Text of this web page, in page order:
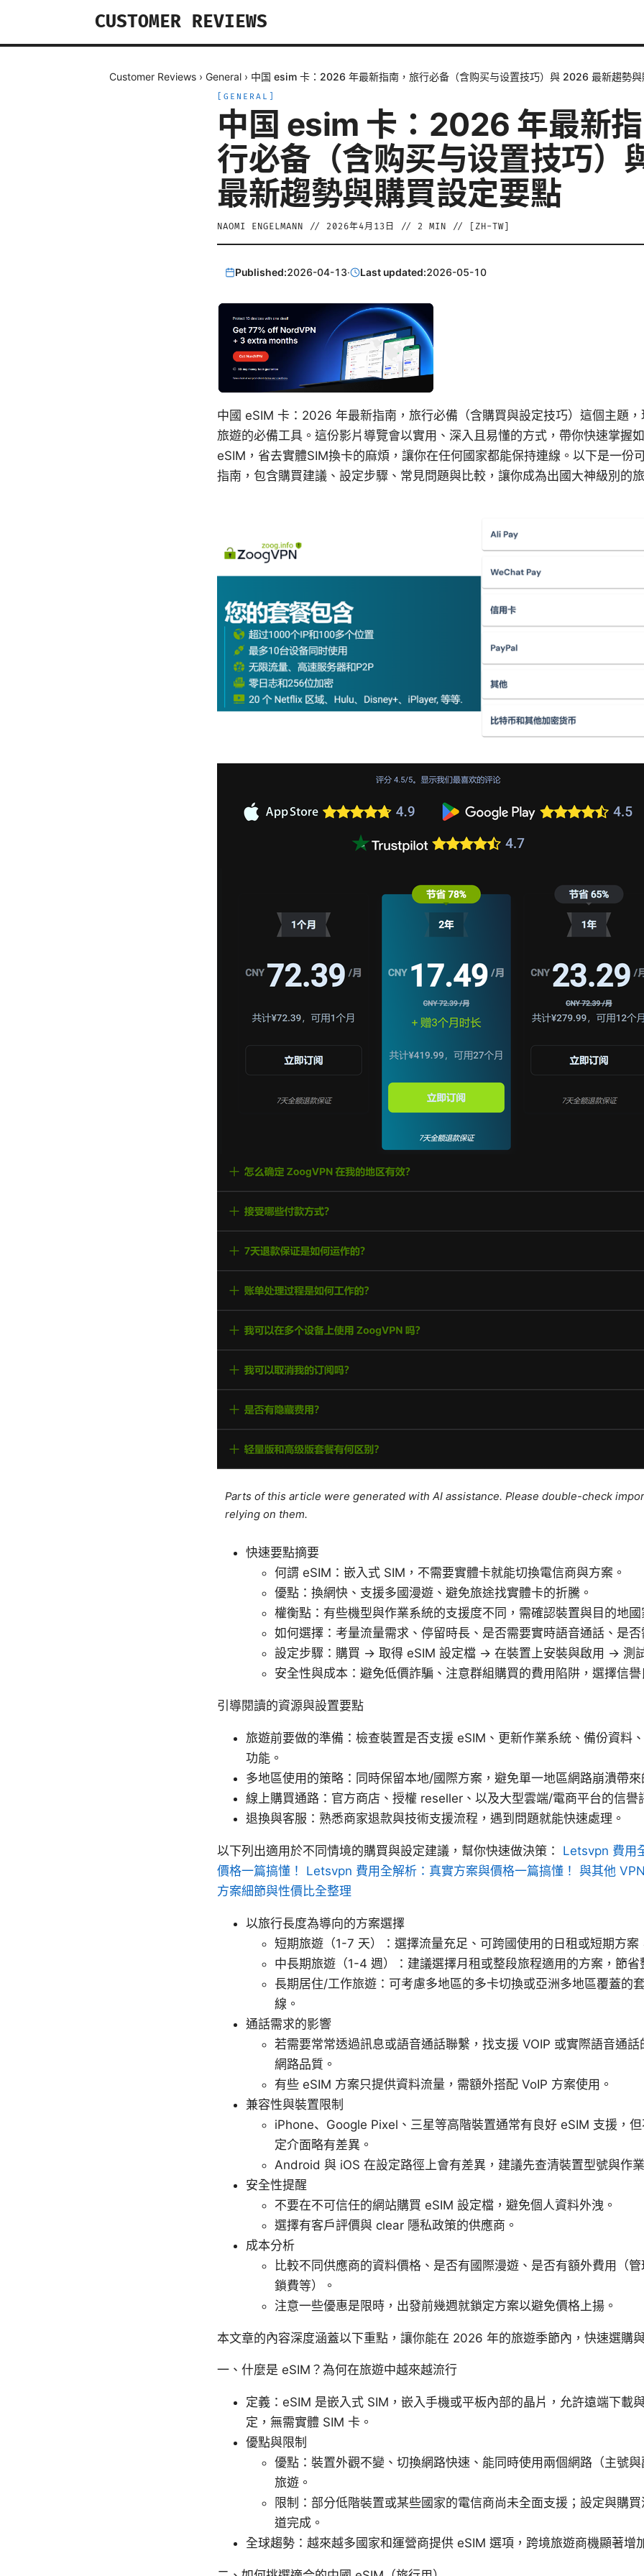
CUSTOMER REVIEWS
Customer Reviews › General › 中国 esim 卡：2026 年最新指南，旅行必备（含购买与设置技巧）與 2026 最新趨勢與
GENERAL
中国 esim 卡：2026 年最新
行必备（含购买与设置技巧）
最新趨勢與購買設定要點
NAOMI ENGELMANN // 2026年4月13日 // 2 MIN // [ ZH-TW
Published:2026-04-13· Last updated:2026-05-10
中國 eSIM 卡：2026 年最新指南，旅行必備（含購買與設定技巧）這個主題，
旅遊的必備工具。這份影片導覽會以實用、深入且易懂的方式，帶你快速掌握
eSIM，省去實體SIM換卡的麻煩，讓你在任何國家都能保持連線。以下是一份
指南，包含購買建議、設定步驟、常見問題與比較，讓你成為出國大神級別的
Parts of this article were generated with AI assistance. Please double-check
relying on them.
快速要點摘要
何謂 eSIM：嵌入式 SIM，不需要實體卡就能切換電信商與方案。
優點：換網快、支援多國漫遊、避免旅途找實體卡的折騰。
權衡點：有些機型與作業系統的支援度不同，需確認裝置與目的地國
如何選擇：考量流量需求、停留時長、是否需要實時語音通話、是否
設定步驟：購買 → 取得 eSIM 設定檔 → 在裝置上安裝與啟用 → 測
安全性與成本：避免低價詐騙、注意群組購買的費用陷阱，選擇信譽
引導閱讀的資源與設置要點
旅遊前要做的準備：檢查裝置是否支援 eSIM、更新作業系統、備份資料
功能。
多地區使用的策略：同時保留本地/國際方案，避免單一地區網路崩潰帶來
線上購買通路：官方商店、授權 reseller、以及大型雲端/電商平台的信譽
退換與客服：熟悉商家退款與技術支援流程，遇到問題就能快速處理。
以下列出適用於不同情境的購買與設定建議，幫你快速做決策： Letsvpn 費用
價格一篇搞懂！ Letsvpn 費用全解析：真實方案與價格一篇搞懂！ 與其他
方案細節與性價比全整理
以旅行長度為導向的方案選擇
短期旅遊（1-7 天）：選擇流量充足、可跨國使用的日租或短期方案
中長期旅遊（1-4 週）：建議選擇月租或整段旅程適用的方案，節省
長期居住/工作旅遊：可考慮多地區的多卡切換或亞洲多地區覆蓋的
線。
通話需求的影響
若需要常常透過訊息或語音通話聯繫，找支援 VOIP 或實際語音通話
網路品質。
有些 eSIM 方案只提供資料流量，需額外搭配 VoIP 方案使用。
兼容性與裝置限制
iPhone、Google Pixel、三星等高階裝置通常有良好 eSIM 支援，
定介面略有差異。
Android 與 iOS 在設定路徑上會有差異，建議先查清裝置型號與作
安全性提醒
不要在不可信任的網站購買 eSIM 設定檔，避免個人資料外洩。
選擇有客戶評價與 clear 隱私政策的供應商。
成本分析
比較不同供應商的資料價格、是否有國際漫遊、是否有額外費用（
鎖費等）。
注意一些優惠是限時，出發前幾週就鎖定方案以避免價格上揚。
本文章的內容深度涵蓋以下重點，讓你能在 2026 年的旅遊季節內，快速選購
一、什麼是 eSIM？為何在旅遊中越來越流行
定義：eSIM 是嵌入式 SIM，嵌入手機或平板內部的晶片，允許遠端下載
定，無需實體 SIM 卡。
優點與限制
優點：裝置外觀不變、切換網路快速、能同時使用兩個網路（主號
旅遊。
限制：部分低階裝置或某些國家的電信商尚未全面支援；設定與購
道完成。
全球趨勢：越來越多國家和運營商提供 eSIM 選項，跨境旅遊商機顯著增